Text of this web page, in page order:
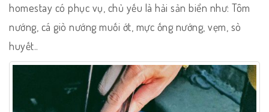
homestay có phục vụ, chủ yếu là hải sản biển như: Tôm
nướng, cá giò nướng muối ớt, mực ống nướng, vẹm, sò
huyết..